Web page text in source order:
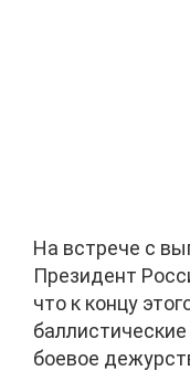
На встрече с
Президент
что к концу
боевое